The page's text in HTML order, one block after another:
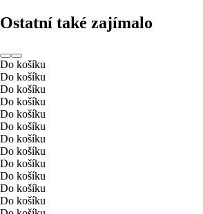
Ostatní také zajímalo
Do košíku
Do košíku
Do košíku
Do košíku
Do košíku
Do košíku
Do košíku
Do košíku
Do košíku
Do košíku
Do košíku
Do košíku